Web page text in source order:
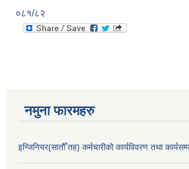
०८१/८२
नमुना फारमहरु
इन्जिनियर(सातौँ तह) कर्मचारीको कार्यविवरण तथा